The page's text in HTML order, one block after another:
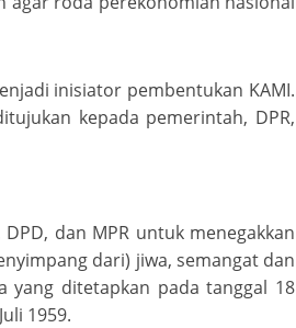
inisiator pembentukan KAMI.
kepada pemerintah, DPR,
dan MPR untuk menegakkan
dari) jiwa, semangat dan
yang ditetapkan pada tanggal 18
1959.